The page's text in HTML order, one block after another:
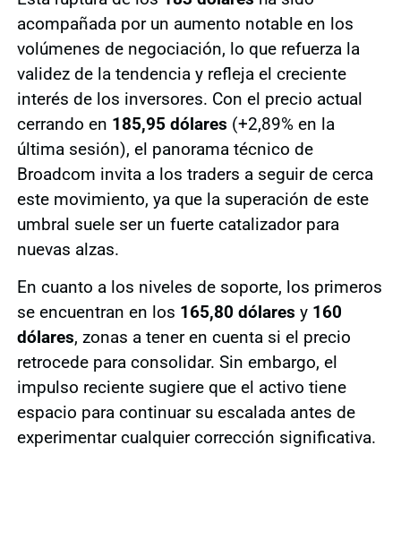
acompañada por un aumento notable en los
volúmenes de negociación, lo que refuerza la
validez de la tendencia y refleja el creciente
interés de los inversores. Con el precio actual
cerrando en 185,95 dólares (+2,89% en la
última sesión), el panorama técnico de
Broadcom invita a los traders a seguir de cerca
este movimiento, ya que la superación de este
umbral suele ser un fuerte catalizador para
nuevas alzas.
En cuanto a los niveles de soporte, los primeros
se encuentran en los 165,80 dólares y 160
dólares, zonas a tener en cuenta si el precio
retrocede para consolidar. Sin embargo, el
impulso reciente sugiere que el activo tiene
espacio para continuar su escalada antes de
experimentar cualquier corrección significativa.